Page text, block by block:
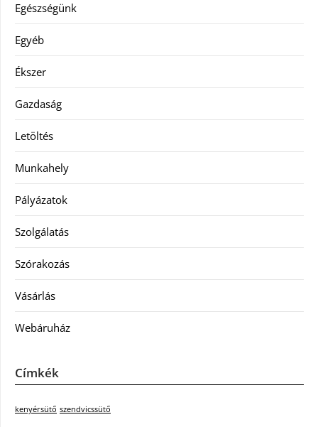
Egészségünk
Egyéb
Ékszer
Gazdaság
Letöltés
Munkahely
Pályázatok
Szolgálatás
Szórakozás
Vásárlás
Webáruház
Címkék
kenyérsütő szendvicssütő